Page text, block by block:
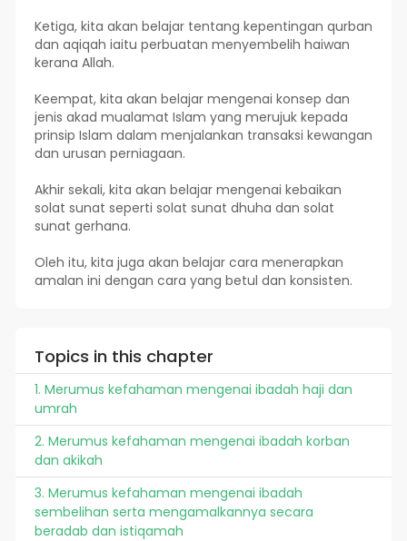
Ketiga, kita akan belajar tentang kepentingan qurban
dan aqiqah iaitu perbuatan menyembelih haiwan
kerana Allah.
Keempat, kita akan belajar mengenai konsep dan
jenis akad mualamat Islam yang merujuk kepada
prinsip Islam dalam menjalankan transaksi kewangan
dan urusan perniagaan.
Akhir sekali, kita akan belajar mengenai kebaikan
solat sunat seperti solat sunat dhuha dan solat
sunat gerhana.
Oleh itu, kita juga akan belajar cara menerapkan
amalan ini dengan cara yang betul dan konsisten.
Topics in this chapter
1. Merumus kefahaman mengenai ibadah haji dan
umrah
2. Merumus kefahaman mengenai ibadah korban
dan akikah
3. Merumus kefahaman mengenai ibadah
sembelihan serta mengamalkannya secara
beradab dan istiqamah